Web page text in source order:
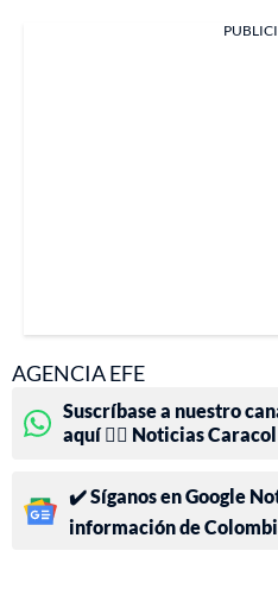
AGENCIA EFE
Suscríbase a nuestro
aquí 👉🏻 Noticias Caracol
✔️ Síganos en Google
información de